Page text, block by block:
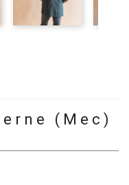
(Mec)